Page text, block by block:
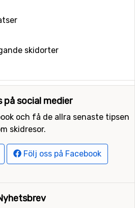
skidorter
på social medier
och få de allra senaste tipsen
skidresor.
Följ oss på Facebook